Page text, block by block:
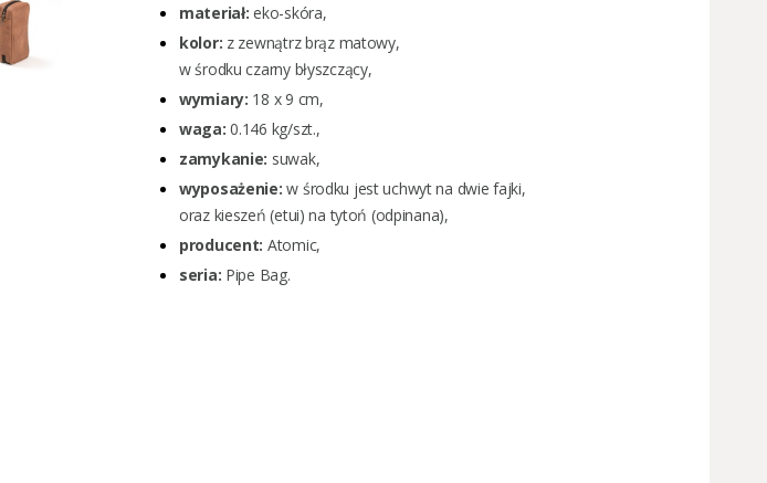
materiał:eko-skóra,
kolor: z zewnątrz brąz matowy,
w środku czarny błyszczący,
wymiary: 18 x 9 cm,
waga: 0.146 kg/szt.,
zamykanie: suwak,
wyposażenie:w środku jest uchwyt na dwie fajki,
oraz kieszeń (etui) na tytoń (odpinana),
producent: Atomic,
seria: Pipe Bag.